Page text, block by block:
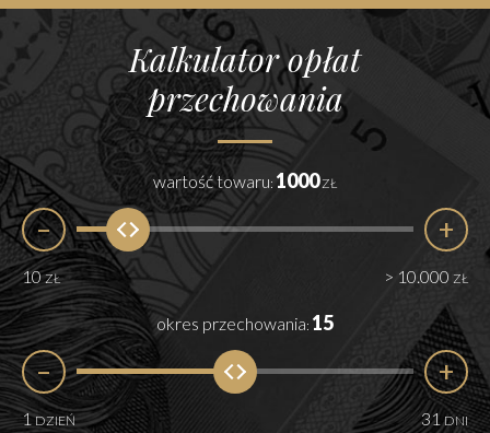
Kalkulator opłat
przechowania
wartość towaru: 1000ZŁ
– +
10ZŁ > 10.000 ZŁ
okres przechowania: 15
– +
1DZIEŃ 31DNI